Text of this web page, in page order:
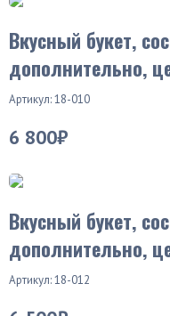
Вкусный букет,
дополнительно,
Артикул: 18-010
6 800₽
Вкусный букет,
дополнительно,
Артикул: 18-012